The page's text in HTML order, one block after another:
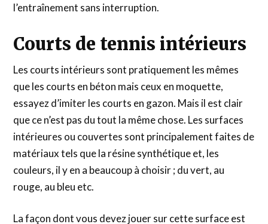
l’entraînement sans interruption.
Courts de tennis intérieurs
Les courts intérieurs sont pratiquement les mêmes
que les courts en béton mais ceux en moquette,
essayez d’imiter les courts en gazon. Mais il est clair
que ce n’est pas du tout la même chose. Les surfaces
intérieures ou couvertes sont principalement faites de
matériaux tels que la résine synthétique et, les
couleurs, il y en a beaucoup à choisir ; du vert, au
rouge, au bleu etc.
La façon dont vous devez jouer sur cette surface est